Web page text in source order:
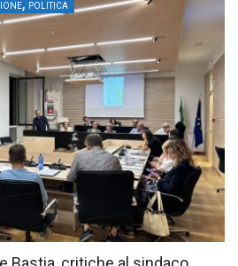
POLITICA